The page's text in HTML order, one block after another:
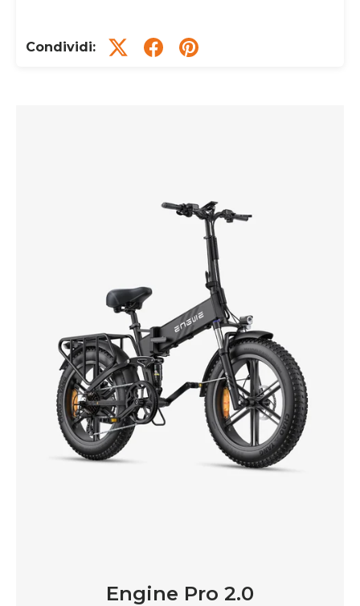
Condividi:
EP-2 Boost